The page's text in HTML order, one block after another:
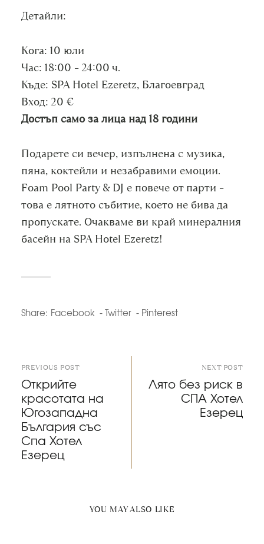
Детайли:
Кога: 10 юли
Час: 18:00 – 24:00 ч.
Къде: SPA Hotel Ezeretz, Благоевград
Вход: 20 €
Достъп само за лица над 18 години
Подарете си вечер, изпълнена с музика,
пяна, коктейли и незабравими емоции.
Foam Pool Party & DJ е повече от парти –
това е лятното събитие, което не бива да
пропускате. Очакваме ви край минералния
басейн на SPA Hotel Ezeretz!
Share: Facebook Twitter Pinterest
PREVIOUS POST
Открийте
красотата на
Югозападна
България със
Спа Хотел
Езерец
NEXT POST
Лято без риск в
СПА Хотел
Езерец
YOU MAY ALSO LIKE